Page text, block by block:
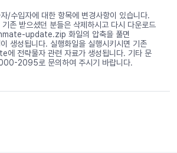
/수입자에 대한 항목에 변경사항이 있습니다.
존 받으셨던 분들은 삭제하시고 다시 다운로드
update.zip 화일의 압축을 풀면
생성됩니다. 실행화일을 실행시키시면 기존
에 전략물자 관련 자료가 생성됩니다. 기타 문
2095로 문의하여 주시기 바랍니다.